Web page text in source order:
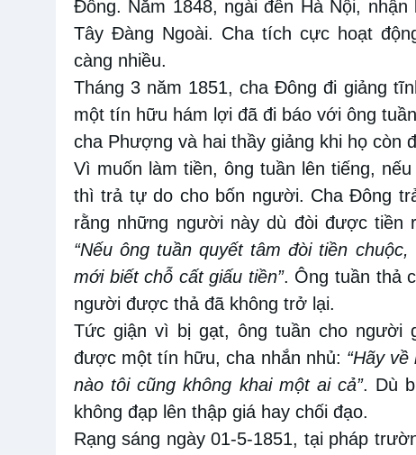
Đông. Năm 1848, ngài đến Hà Nội,
Tây Đàng Ngoài. Cha tích cực hoạt
càng nhiều.
Tháng 3 năm 1851, cha Đông đi giảng
một tín hữu hám lợi đã đi báo với ông
cha Phượng và hai thầy giảng khi họ còn
Vì muốn làm tiền, ông tuần lên tiếng,
thì trả tự do cho bốn người. Cha Đông
rằng những người này dù đòi được tiền
“Nếu ông tuần quyết tâm đòi tiền
mới biết chỗ cất giấu tiền”. Ông tuần thả
người được thả đã không trở lại.
Tức giận vì bị gạt, ông tuần cho người
được một tín hữu, cha nhắn nhủ: “Hãy
nào tôi cũng không khai một ai cả”. Dù
không đạp lên thập giá hay chối đạo.
Rạng sáng ngày 01-5-1851, tại pháp